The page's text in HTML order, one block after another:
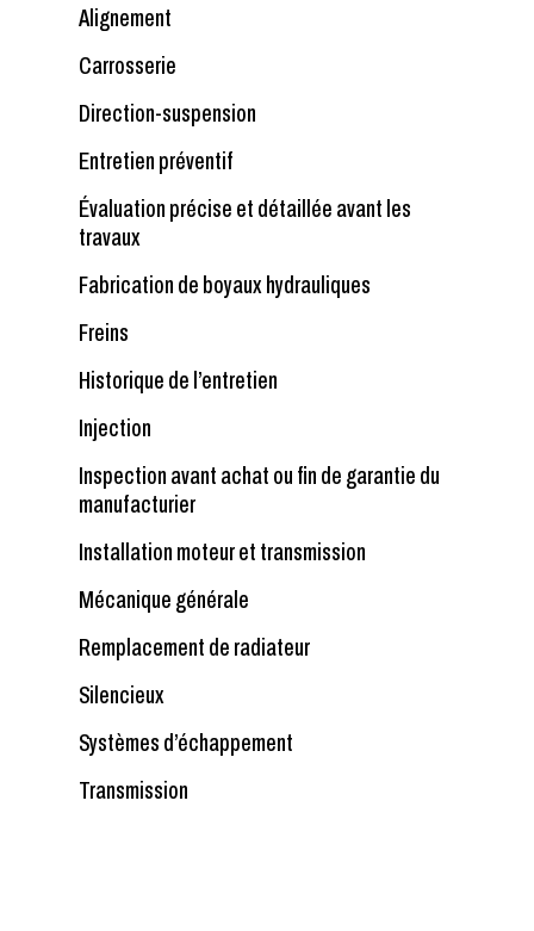
Alignement
Carrosserie
Direction-suspension
Entretien préventif
Évaluation précise et détaillée avant les
travaux
Fabrication de boyaux hydrauliques
Freins
Historique de l’entretien
Injection
Inspection avant achat ou fin de garantie du
manufacturier
Installation moteur et transmission
Mécanique générale
Remplacement de radiateur
Silencieux
Systèmes d’échappement
Transmission